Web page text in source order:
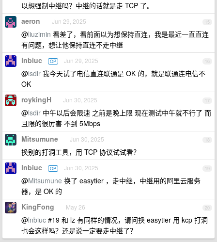
以想强制中继吗？中继的话就是走 TCP 了。
15
aeron Jun 29, 2025
@liuzimin 看差了，看前面以为想保持直连，我是最近一直直连
有问题，想让他保持直连不走中继
16
lnbiuc OP Jun 29, 2025
@lsdir 我今天试了电信直连联通是 OK 的，就是联通连电信不
OK
17
roykingH Jun 30, 2025
@lsdir 中午以后会限速 之前是晚上限 现在测试中午就不行了 而
且限的很厉害 不到 5Mbps
18
Mitsumune Jun 30, 2025
换别的打洞工具，用 TCP 协议试试看？
19
lnbiuc OP Jun 30, 2025
@Mitsumune 换了 easytier ，走中继，中继用的阿里云服务
器，是 OK 的
20
KingFong May 26
@lnbiuc #19 和 lz 有同样的情况，请问换 easytier 用 kcp 打洞
也会这样吗？还是说一定要走中继了？